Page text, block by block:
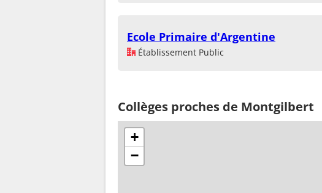
Ecole Primaire d'Argentine
Établissement Public
Collèges proches de Montgilbert
+
−